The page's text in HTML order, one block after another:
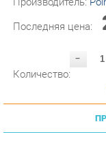
Последняя цена:
-